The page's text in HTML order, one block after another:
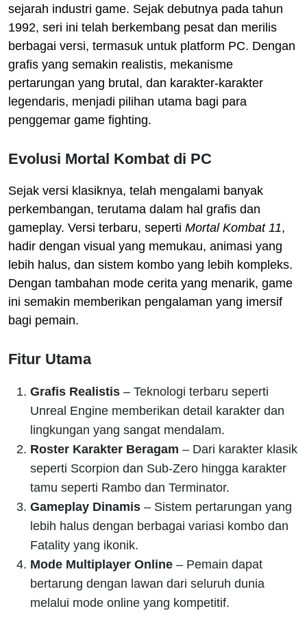
sejarah industri game. Sejak debutnya pada tahun
1992, seri ini telah berkembang pesat dan merilis
berbagai versi, termasuk untuk platform PC. Dengan
grafis yang semakin realistis, mekanisme
pertarungan yang brutal, dan karakter-karakter
legendaris, menjadi pilihan utama bagi para
penggemar game fighting.
Evolusi Mortal Kombat di PC
Sejak versi klasiknya, telah mengalami banyak
perkembangan, terutama dalam hal grafis dan
gameplay. Versi terbaru, seperti Mortal Kombat 11,
hadir dengan visual yang memukau, animasi yang
lebih halus, dan sistem kombo yang lebih kompleks.
Dengan tambahan mode cerita yang menarik, game
ini semakin memberikan pengalaman yang imersif
bagi pemain.
Fitur Utama
Grafis Realistis – Teknologi terbaru seperti
Unreal Engine memberikan detail karakter dan
lingkungan yang sangat mendalam.
Roster Karakter Beragam – Dari karakter klasik
seperti Scorpion dan Sub-Zero hingga karakter
tamu seperti Rambo dan Terminator.
Gameplay Dinamis – Sistem pertarungan yang
lebih halus dengan berbagai variasi kombo dan
Fatality yang ikonik.
Mode Multiplayer Online – Pemain dapat
bertarung dengan lawan dari seluruh dunia
melalui mode online yang kompetitif.